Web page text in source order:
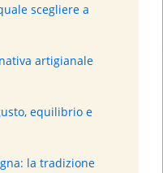
scegliere a
artigianale
equilibrio e
la tradizione